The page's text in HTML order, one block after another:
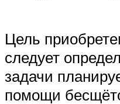
Цель
следует
задачи
помощи